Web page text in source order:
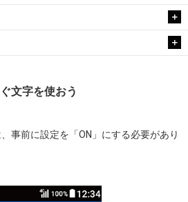
文字を使おう
事前に設定を「ON」にする必要があり